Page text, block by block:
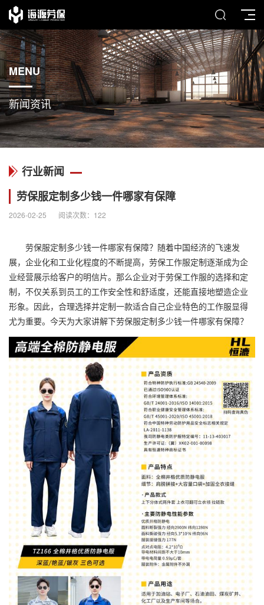
MENU
新闻资讯
行业新闻
劳保服定制多少钱一件哪家有保障
2026-02-25 阅读次数： 122
劳保服定制多少钱一件哪家有保障？随着中国经济的飞速发
展，企业化和工业化程度的不断提高，劳保工作服定制逐渐成为企
业经营展示给客户的明信片。那么企业对于劳保工作服的选择和定
制，不仅关系到员工的工作安全性和舒适度，还能直接地塑造企业
形象。因此，合理选择并定制一款适合自己企业特色的工作服显得
尤为重要。今天为大家讲解下劳保服定制多少钱一件哪家有保障？